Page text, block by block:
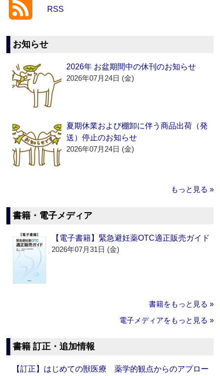
RSS
お知らせ
2026年 お盆期間中の休刊のお知らせ
2026年07月24日 (金)
夏期休業および棚卸に伴う商品出荷（発
送）停止のお知らせ
2026年07月24日 (金)
もっと見る »
書籍・電子メディア
【電子書籍】緊急避妊薬OTC適正販売ガイド
2026年07月31日 (金)
書籍をもっと見る »
電子メディアをもっと見る »
書籍 訂正・追加情報
【訂正】はじめての獣医療 薬学的観点からのアプロー